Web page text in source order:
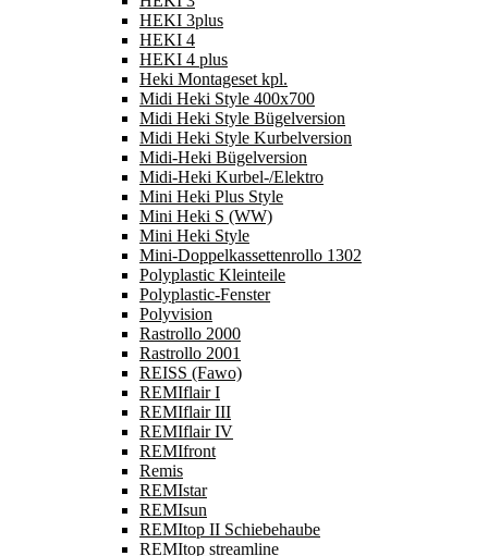
HEKI 3plus
HEKI 4
HEKI 4 plus
Heki Montageset kpl.
Midi Heki Style 400x700
Midi Heki Style Bügelversion
Midi Heki Style Kurbelversion
Midi-Heki Bügelversion
Midi-Heki Kurbel-/Elektro
Mini Heki Plus Style
Mini Heki S (WW)
Mini Heki Style
Mini-Doppelkassettenrollo 1302
Polyplastic Kleinteile
Polyplastic-Fenster
Polyvision
Rastrollo 2000
Rastrollo 2001
REISS (Fawo)
REMIflair I
REMIflair III
REMIflair IV
REMIfront
Remis
REMIstar
REMIsun
REMItop II Schiebehaube
REMItop streamline